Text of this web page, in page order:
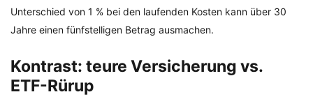
Unterschied von 1 % bei den laufenden Kosten kann über 30
Jahre einen fünfstelligen Betrag ausmachen.
Kontrast: teure Versicherung vs.
ETF-Rürup